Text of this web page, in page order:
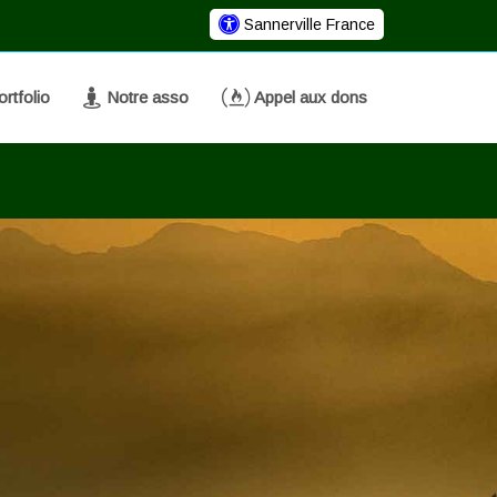
Sannerville France
Notre asso Appel aux dons